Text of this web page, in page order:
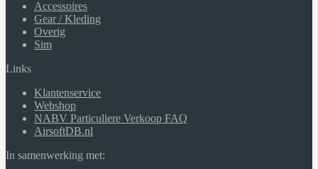
Accessoires
Gear / Kleding
Overig
Sim
Links
Klantenservice
Webshop
NABV Particuliere Verkoop FAQ
AirsoftDB.nl
In samenwerking met: